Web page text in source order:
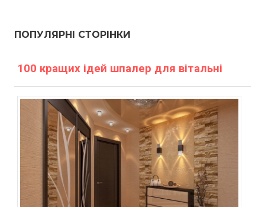
ПОПУЛЯРНІ СТОРІНКИ
100 кращих ідей шпалер для вітальні